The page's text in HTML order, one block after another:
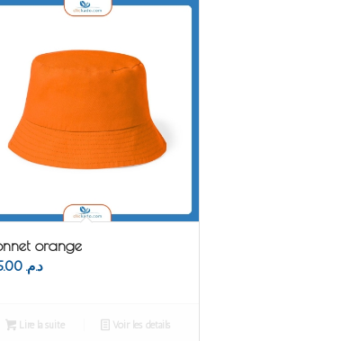
orange
د.م. 25.00
Lire la suite Voir les détails